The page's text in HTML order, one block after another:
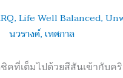
คที่เต็มไปด้วยสีสันเข้ากับ